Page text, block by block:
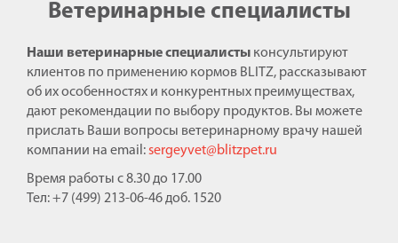
Ветеринарные специалисты
Наши ветеринарные специалисты консультируют
клиентов по применению кормов BLITZ, рассказывают
об их особенностях и конкурентных преимуществах,
дают рекомендации по выбору продуктов. Вы можете
прислать Ваши вопросы ветеринарному врачу нашей
компании на email:sergeyvet@blitzpet.ru
Время работы с 8.30 до 17.00
Тел: +7 (499) 213-06-46 доб. 1520